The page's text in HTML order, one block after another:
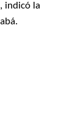
indicó la